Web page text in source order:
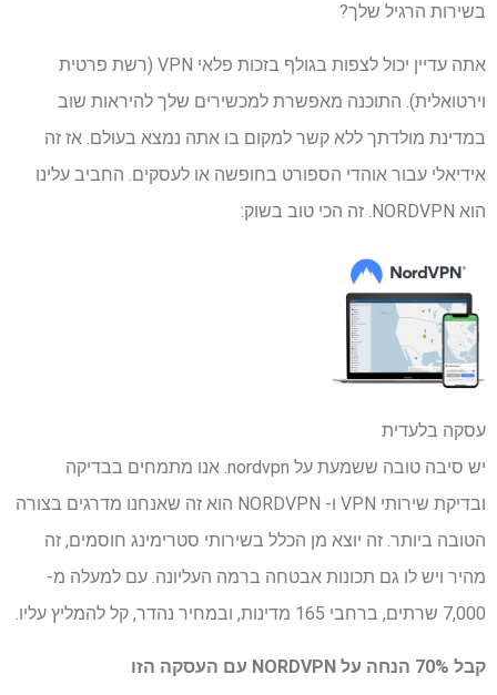
בשירות הרגיל שלך?
אתה עדיין יכול לצפות בגולף בזכות פלאי VPN (רשת פרטית
וירטואלית). התוכנה מאפשרת למכשירים שלך להיראות שוב
במדינת מולדתך ללא קשר למקום בו אתה נמצא בעולם. אז זה
אידיאלי עבור אוהדי הספורט בחופשה או לעסקים. החביב עלינו
הוא NORDVPN. זה הכי טוב בשוק:
עסקה בלעדית
יש סיבה טובה ששמעת על nordvpn. אנו מתמחים בבדיקה
ובדיקת שירותי VPN ו- NORDVPN הוא זה שאנחנו מדרגים בצורה
הטובה ביותר. זה יוצא מן הכלל בשירותי סטרימינג חוסמים, זה
מהיר ויש לו גם תכונות אבטחה ברמה העליונה. עם למעלה מ-
7,000 שרתים, ברחבי 165 מדינות, ובמחיר נהדר, קל להמליץ עליו.
קבל 70% הנחה על NORDVPN עם העסקה הזו